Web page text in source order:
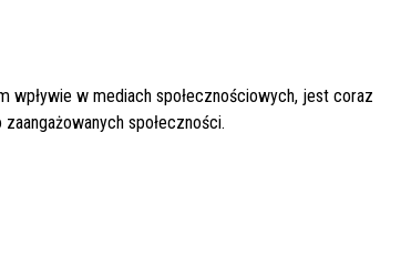
wpływie w mediach społecznościowych, jest coraz
społeczności.